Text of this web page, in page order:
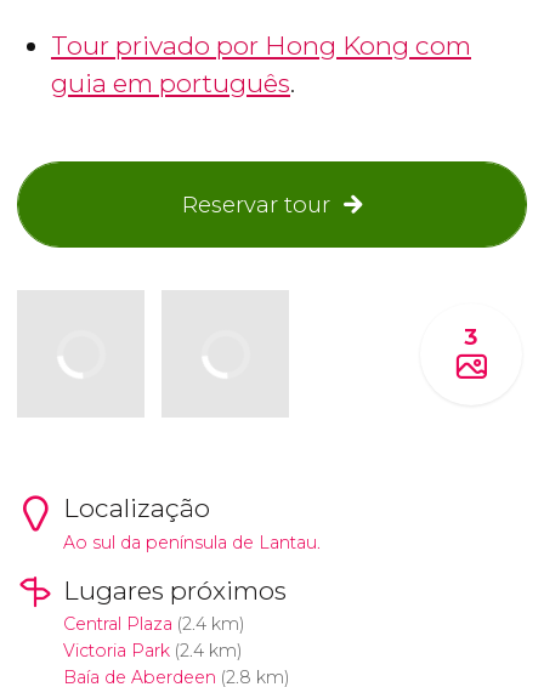
Tour privado por Hong Kong com
guia em português.
Reservar tour
3
Localização
Ao sul da península de Lantau.
Lugares próximos
Central Plaza (2.4 km)
Victoria Park(2.4 km)
Baía de Aberdeen (2.8 km)